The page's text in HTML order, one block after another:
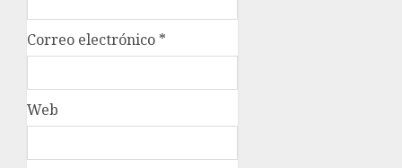
Correo electrónico *
Web